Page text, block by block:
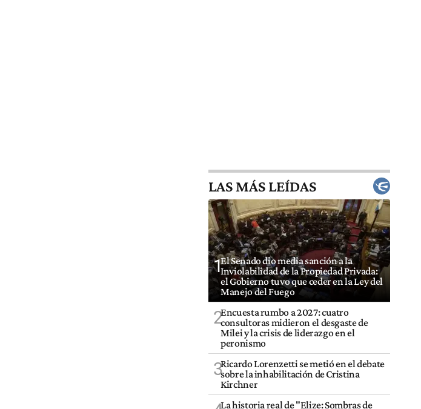
LAS MÁS LEÍDAS
1El Senado dio media sanción a la
Inviolabilidad de la Propiedad Privada:
el Gobierno tuvo que ceder en la Ley del
Manejo del Fuego
2Encuesta rumbo a 2027: cuatro
consultoras midieron el desgaste de
Milei y la crisis de liderazgo en el
peronismo
3Ricardo Lorenzetti se metió en el debate
sobre la inhabilitación de Cristina
Kirchner
La historia real de "Elize: Sombras de